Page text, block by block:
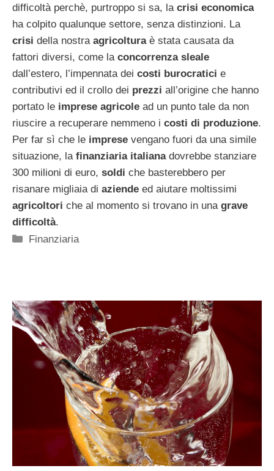
difficoltà perchè, purtroppo si sa, la crisi economica
ha colpito qualunque settore, senza distinzioni. La
crisi della nostra agricolturaè stata causata da
fattori diversi, come la concorrenza sleale
dall’estero, l’impennata dei costi burocratici e
contributivi ed il crollo dei prezzi all’origine che hanno
portato le imprese agricole ad un punto tale da non
riuscire a recuperare nemmeno i costi di produzione.
Per far sì che le imprese vengano fuori da una simile
situazione, la finanziaria italianadovrebbe stanziare
300 milioni di euro, soldi che basterebbero per
risanare migliaia di aziende ed aiutare moltissimi
agricoltori che al momento si trovano in una grave
difficoltà.
Categorie
Finanziaria